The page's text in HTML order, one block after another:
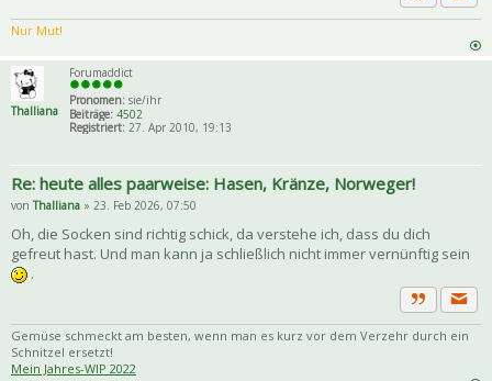
Zitat
Nur Mut!
Thalliana
Forumaddict
Pronomen: sie/ihr
Beiträge: 4502
Registriert: 27. Apr 2010, 19:13
Re: heute alles paarweise: Hasen, Kränze, Norweger!
von Thalliana » 23. Feb 2026, 07:50
Oh, die Socken sind richtig schick, da verstehe ich, dass du dich
gefreut hast. Und man kann ja schließlich nicht immer vernünftig sein
.
Zitat
Gemüse schmeckt am besten, wenn man es kurz vor dem Verzehr durch ein
Schnitzel ersetzt!
Mein Jahres-WIP 2022